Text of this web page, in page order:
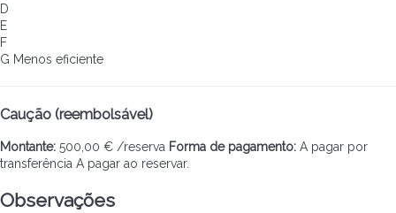
D
E
F
G Menos eficiente
Caução (reembolsável)
Montante: 500,00 € /reserva Forma de pagamento: A pagar por
transferência A pagar ao reservar.
Observações